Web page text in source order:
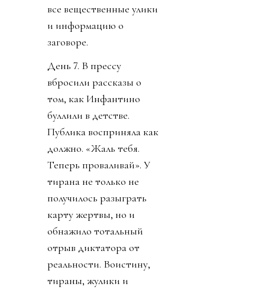
все вещественные улики
и информацию о
заговоре.
День 7. В прессу
вбросили рассказы о
том, как Инфантино
буллили в детстве.
Публика восприняла как
должно. «Жаль тебя.
Теперь проваливай». У
тирана не только не
получилось разыграть
карту жертвы, но и
обнажило тотальный
отрыв диктатора от
реальности. Воистину,
тираны, жулики и